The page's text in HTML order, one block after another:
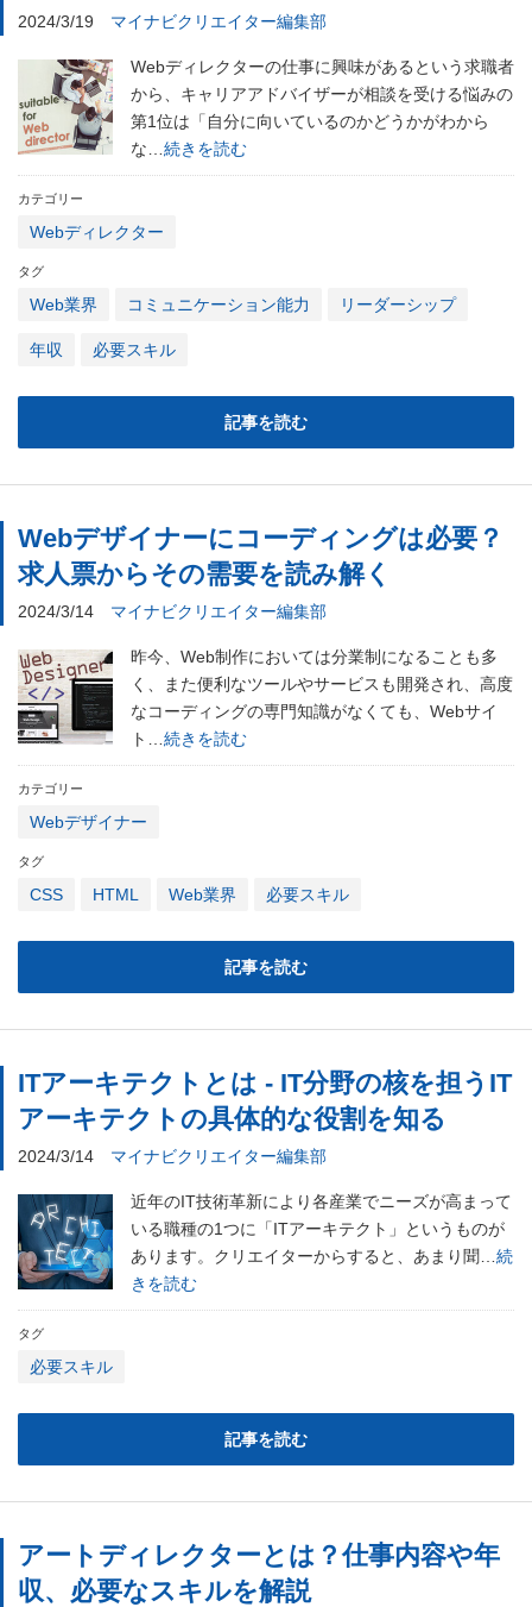
2024/3/19 マイナビクリエイター編集部
Webディレクターの仕事に興味があるという求職者
から、キャリアアドバイザーが相談を受ける悩みの
第1位は「自分に向いているのかどうかがわから
な… 続きを読む
カテゴリー
Webディレクター
タグ
Web業界 コミュニケーション能力 リーダーシップ
年収 必要スキル
記事を読む
Webデザイナーにコーディングは必要？
求人票からその需要を読み解く
2024/3/14 マイナビクリエイター編集部
昨今、Web制作においては分業制になることも多
く、また便利なツールやサービスも開発され、高度
なコーディングの専門知識がなくても、Webサイ
ト… 続きを読む
カテゴリー
Webデザイナー
タグ
CSS HTML Web業界 必要スキル
記事を読む
ITアーキテクトとは - IT分野の核を担うIT
アーキテクトの具体的な役割を知る
2024/3/14 マイナビクリエイター編集部
近年のIT技術革新により各産業でニーズが高まって
いる職種の1つに「ITアーキテクト」というものが
あります。クリエイターからすると、あまり聞… 続
きを読む
タグ
必要スキル
記事を読む
アートディレクターとは？仕事内容や年
収、必要なスキルを解説